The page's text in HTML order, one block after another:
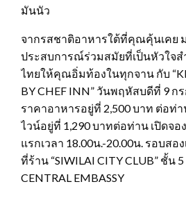
มันนัว
จากรสชาติอาหารใต้ที่คุณคุ้นเคย
ประสบการณ์ร่วมสมัยที่เป็นหัวใจ
ไทยให้คุณอิ่มท้องในทุกจาน กับ
BY CHEF INN” วันพฤหัสบดีที่ 9
ราคาอาหารอยู่ที่ 2,500 บาท ต่อท่
ไวน์อยู่ที่ 1,290 บาทต่อท่าน เปิดจอ
แรกเวลา 18.00น.-20.00น. รอบสอ
ที่ร้าน “SIWILAI CITY CLUB” ชั้น
CENTRAL EMBASSY